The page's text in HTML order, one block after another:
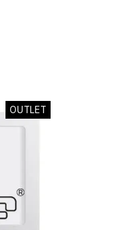
OUTLET